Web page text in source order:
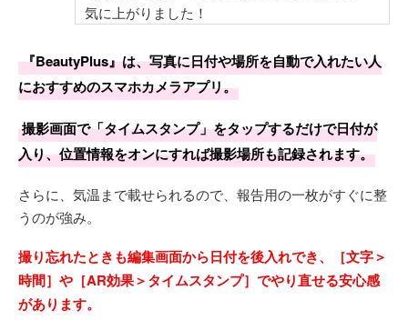
気に上がりました！
『BeautyPlus』は、写真に日付や場所を自動で入れたい人
におすすめのスマホカメラアプリ。
撮影画面で「タイムスタンプ」をタップするだけで日付が
入り、位置情報をオンにすれば撮影場所も記録されます。
さらに、気温まで載せられるので、報告用の一枚がすぐに整
うのが強み。
撮り忘れたときも編集画面から日付を後入れでき、［文字＞
時間］や［AR効果＞タイムスタンプ］でやり直せる安心感
があります。